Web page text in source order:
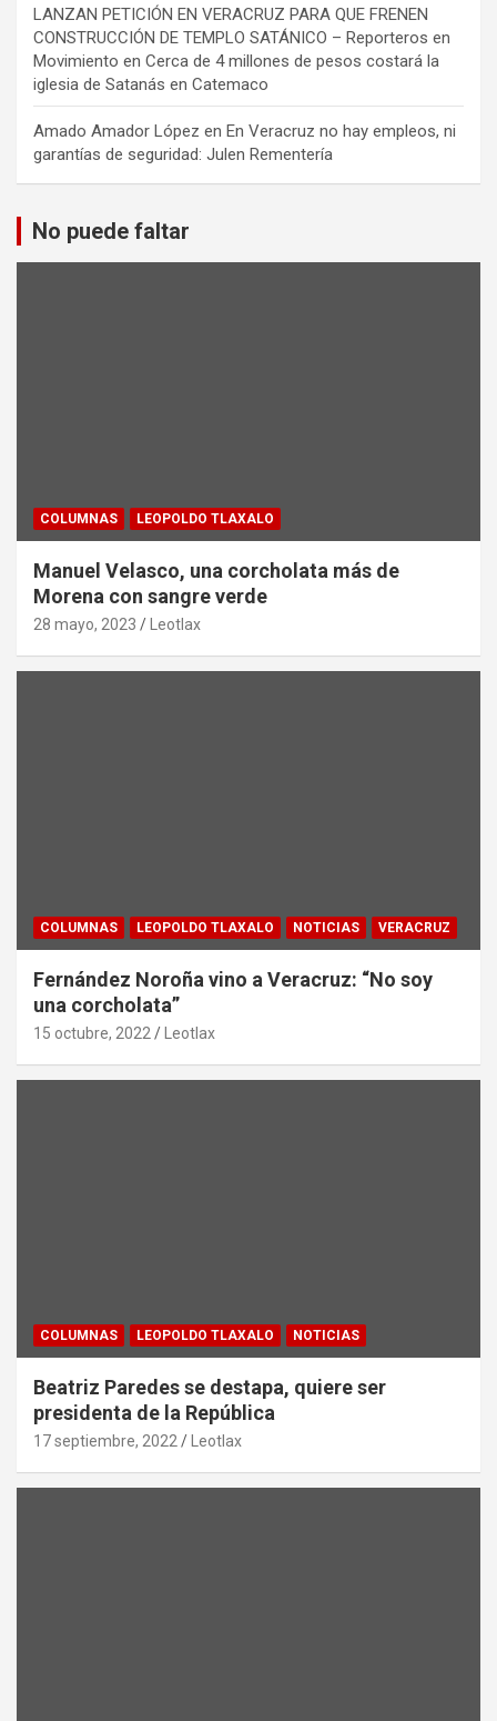
LANZAN PETICIÓN EN VERACRUZ PARA QUE FRENEN
CONSTRUCCIÓN DE TEMPLO SATÁNICO – Reporteros en
Movimiento en Cerca de 4 millones de pesos costará la
iglesia de Satanás en Catemaco
Amado Amador López en En Veracruz no hay empleos, ni
garantías de seguridad: Julen Rementería
No puede faltar
COLUMNAS LEOPOLDO TLAXALO
Manuel Velasco, una corcholata más de
Morena con sangre verde
28 mayo, 2023 Leotlax
COLUMNAS LEOPOLDO TLAXALO NOTICIAS VERACRUZ
Fernández Noroña vino a Veracruz: “No soy
una corcholata”
15 octubre, 2022 Leotlax
COLUMNAS LEOPOLDO TLAXALO NOTICIAS
Beatriz Paredes se destapa, quiere ser
presidenta de la República
17 septiembre, 2022 Leotlax